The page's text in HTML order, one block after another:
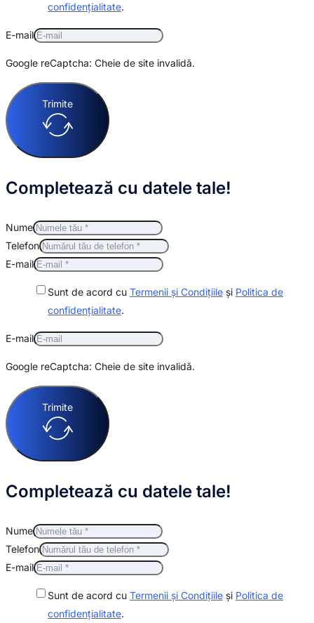
confidențialitate.
E-mail
Google reCaptcha: Cheie de site invalidă.
Trimite
Completează cu datele tale!
Nume
Telefon
E-mail
Sunt de acord cu Termenii și Condițiile și Politica de
confidențialitate.
E-mail
Google reCaptcha: Cheie de site invalidă.
Trimite
Completează cu datele tale!
Nume
Telefon
E-mail
Sunt de acord cu Termenii și Condițiile și Politica de
confidențialitate.